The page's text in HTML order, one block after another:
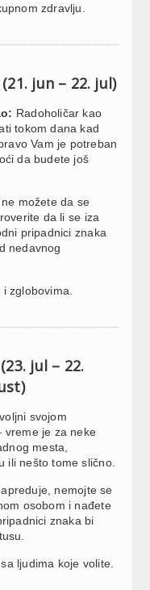
zdravlju.
(21. jun – 22. jul)
Radoholičar kao
tokom dana kad
Vam je potreban
da budete još
možete da se
da li se iza
pripadnici znaka
nedavnog
zglobovima.
jul – 22.
svojom
vreme je za neke
mesta,
ili nešto tome slično.
nemojte se
osobom i nađete
znaka bi
ljudima koje volite.